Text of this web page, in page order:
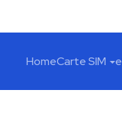
HomeCarte SIM